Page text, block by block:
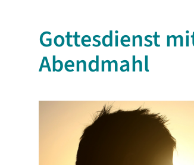
Gottesdienst
Abendmahl